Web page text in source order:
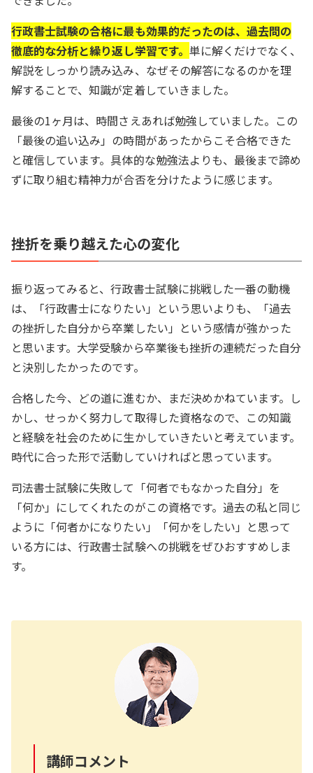
行政書士試験の合格に最も効果的だったのは、過去問の
徹底的な分析と繰り返し学習です。 単に解くだけでなく、
解説をしっかり読み込み、なぜその解答になるのかを理
解することで、知識が定着していきました。
最後の1ヶ月は、時間さえあれば勉強していました。この
「最後の追い込み」の時間があったからこそ合格できた
と確信しています。具体的な勉強法よりも、最後まで諦め
ずに取り組む精神力が合否を分けたように感じます。
挫折を乗り越えた心の変化
振り返ってみると、行政書士試験に挑戦した一番の動機
は、「行政書士になりたい」という思いよりも、「過去
の挫折した自分から卒業したい」という感情が強かった
と思います。大学受験から卒業後も挫折の連続だった自分
と決別したかったのです。
合格した今、どの道に進むか、まだ決めかねています。し
かし、せっかく努力して取得した資格なので、この知識
と経験を社会のために生かしていきたいと考えています。
時代に合った形で活動していければと思っています。
司法書士試験に失敗して「何者でもなかった自分」を
「何か」にしてくれたのがこの資格です。過去の私と同じ
ように「何者かになりたい」「何かをしたい」と思って
いる方には、行政書士試験への挑戦をぜひおすすめしま
す。
講師コメント